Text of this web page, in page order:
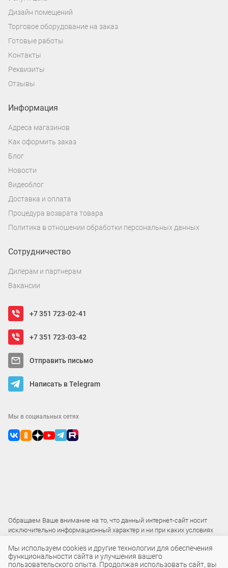
Дизайн помещений
Торговое оборудование на заказ
Готовые работы
Контакты
Реквизиты
Отзывы
Информация
Адреса магазинов
Как оформить заказ
Блог
Новости
Видеоблог
Доставка и оплата
Процедура возврата товара
Политика в отношении обработки персональных данных
Сотрудничество
Дилерам и партнерам
Вакансии
+7 351 723-02-41
+7 351 723-03-42
Отправить письмо
Написать в Telegram
Мы в социальных сетях
Обращаем Ваше внимание на то, что данный интернет-сайт носит
исключительно информационный характер и ни при каких условиях
2015 – 2026 © ООО «Локос»
Мы используем cookies и другие технологии для обеспечения
функциональности сайта и улучшения вашего
пользовательского опыта. Продолжая использовать сайт, вы